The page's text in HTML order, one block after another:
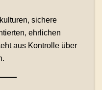
sichere
ehrlichen
aus Kontrolle über